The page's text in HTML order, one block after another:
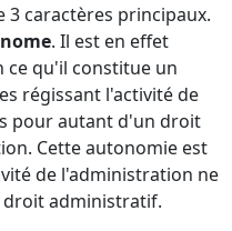
caractères principaux.
. Il est en effet
ce qu'il constitue un
régissant l'activité de
pour autant d'un droit
Cette autonomie est
de l'administration ne
droit administratif.